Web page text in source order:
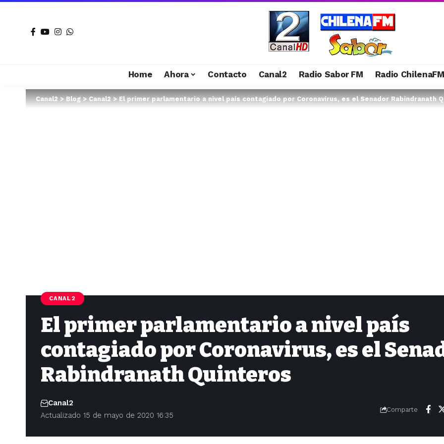
Home Ahora Contacto Canal2 Radio Sabor FM Radio ChilenaFM
Canal2>Blog>Canal2>El primer parlamentario a nivel país contagiado por Coronavirus, es el Senador Rabindranath
CANAL2
El primer parlamentario a nivel país
contagiado por Coronavirus, es el
Rabindranath Quinteros
Actualizado 15 de mayo de 2020 16:35
Canal2
Comparte